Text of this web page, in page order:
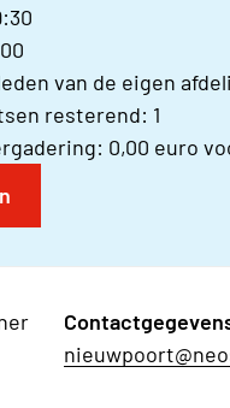
van de eigen
resterend: 1
0,00 euro